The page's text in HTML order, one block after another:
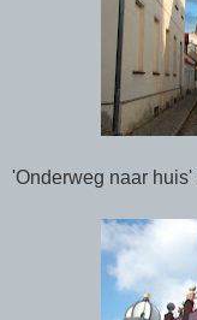
'Onderweg naar